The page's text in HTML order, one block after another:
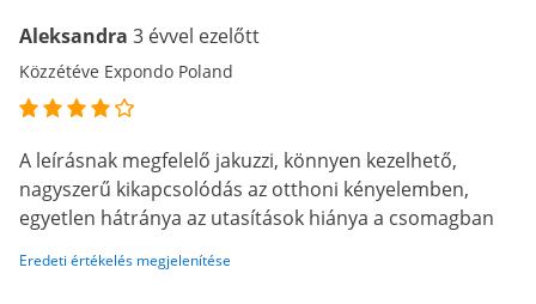
Aleksandra 3 évvel ezelőtt
Közzétéve Expondo Poland
A leírásnak megfelelő jakuzzi, könnyen kezelhető,
nagyszerű kikapcsolódás az otthoni kényelemben,
egyetlen hátránya az utasítások hiánya a csomagban
Eredeti értékelés megjelenítése